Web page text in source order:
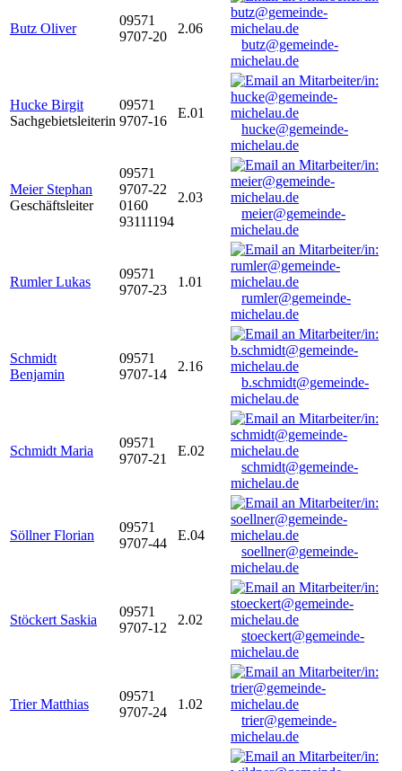
Butz Oliver
09571
9707-20
2.06
butz@gemeinde-
michelau.de
Hucke Birgit
Sachgebietsleiterin
09571
9707-16
E.01
hucke@gemeinde-
michelau.de
Meier Stephan
Geschäftsleiter
09571
9707-22
0160
93111194
2.03
meier@gemeinde-
michelau.de
Rumler Lukas
09571
9707-23
1.01
rumler@gemeinde-
michelau.de
Schmidt
Benjamin
09571
9707-14
2.16
b.schmidt@gemeinde-
michelau.de
Schmidt Maria
09571
9707-21
E.02
schmidt@gemeinde-
michelau.de
Söllner Florian
09571
9707-44
E.04
soellner@gemeinde-
michelau.de
Stöckert Saskia
09571
9707-12
2.02
stoeckert@gemeinde-
michelau.de
Trier Matthias
09571
9707-24
1.02
trier@gemeinde-
michelau.de